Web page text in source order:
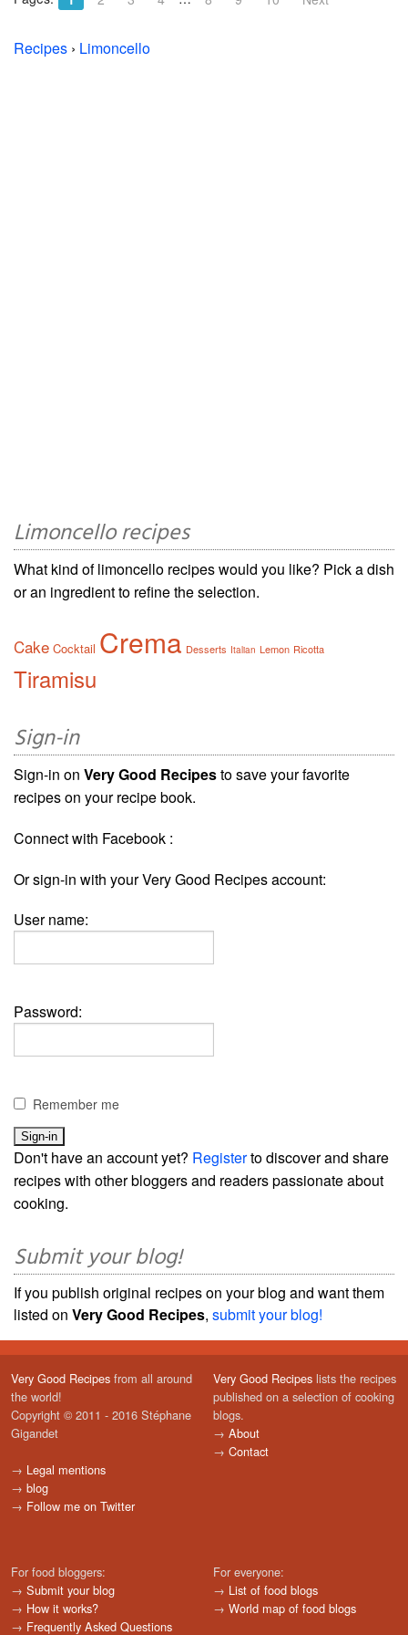
Recipes › Limoncello
Limoncello recipes
What kind of limoncello recipes would you like? Pick a dish
or an ingredient to refine the selection.
Cake Cocktail Crema Desserts Italian Lemon Ricotta
Tiramisu
Sign-in
Sign-in on Very Good Recipesto save your favorite
recipes on your recipe book.
Connect with Facebook :
Or sign-in with your Very Good Recipes account:
User name:
Password:
Remember me
Don't have an account yet? Registerto discover and share
recipes with other bloggers and readers passionate about
cooking.
Submit your blog!
If you publish original recipes on your blog and want them
listed on Very Good Recipes, submit your blog!
Very Good Recipes from all around
the world!
Copyright © 2011 - 2016 Stéphane
Gigandet
→ Legal mentions
→ blog
→ Follow me on Twitter
Very Good Recipes lists the recipes
published on a selection of cooking
blogs.
→ About
→ Contact
For food bloggers:
→ Submit your blog
→ How it works?
→ Frequently Asked Questions
For everyone:
→ List of food blogs
→ World map of food blogs